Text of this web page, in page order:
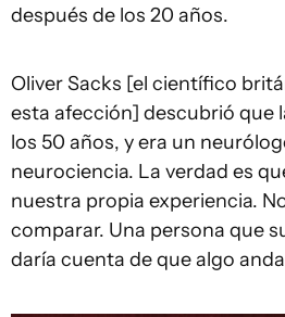
después de los 20 años.
Oliver Sacks [el científico
esta afección] descubrió que
los 50 años, y era un
neurociencia. La verdad es
nuestra propia experiencia.
comparar. Una persona que
daría cuenta de que algo